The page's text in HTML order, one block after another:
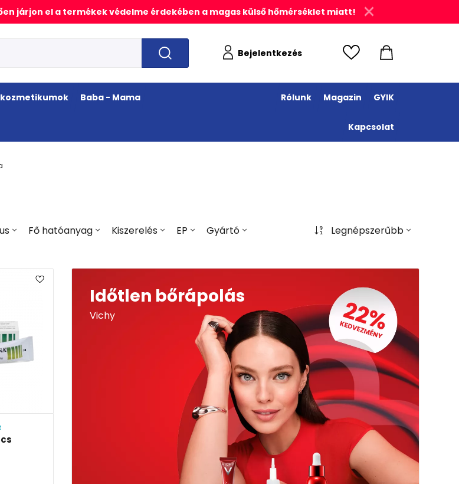
járjon el a termékek védelme érdekében a magas külső hőmérséklet miatt!
Bejelentkezés
Baba - Mama Rólunk Magazin GYIK
Kapcsolat
Fő hatóanyag Kiszerelés EP Gyártó Legnépszerűbb
Időtlen bőrápolás
Vichy